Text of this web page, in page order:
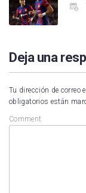
Deja una
Tu dirección de correo
obligatorios están
Comment